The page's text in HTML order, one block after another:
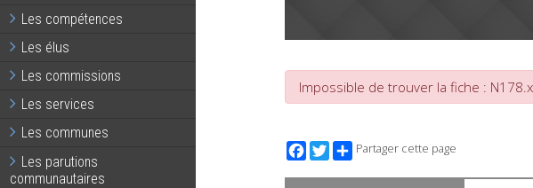
Les compétences
Les élus
Les commissions
Les services
Les communes
Les parutions
communautaires
Impossible de trouver la fiche :
Facebook
TwitterPartager cette page